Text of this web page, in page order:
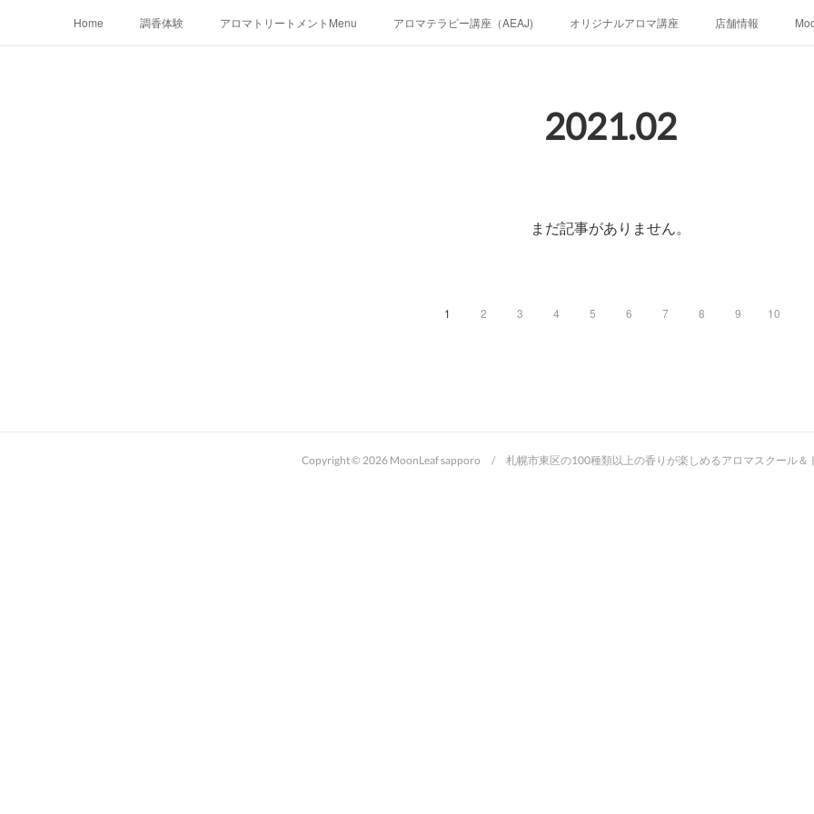
Home 調香体験 アロマトリートメントMenu アロマテラピー講座（AEAJ) オリジナルアロマ講座 店舗情報
2021.02
まだ記事がありません。
1 2 3 4 5 6 7 8 9 10
Copyright © 2026 MoonLeaf sapporo / 札幌市東区の100種類以上の香りが楽しめるアロマスクール＆